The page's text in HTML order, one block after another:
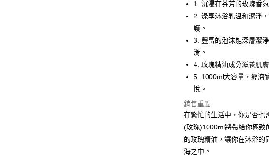
Apple Pay
街口支付
悠遊付
Google Pay
AFTEE先享後付
相關說明
【關於「AFTEE先享後付」】
AFTEE先享後付是「在收到商
便利好安心！
１．簡單：不需註冊會員、不
２．便利：只要手機號碼，簡
３．安心：先確認商品／服務後
ATM付款
運送方式
1. 沉浸在芬芳的玫瑰香
2. 澡享沐浴乳溫和潔淨
護。
3. 豐富的泡沫能深層潔
滑。
4. 玫瑰精油成分滋養肌
5. 1000ml大容量，經濟
悅。
銷售重點
在繁忙的生活中，你是否也
(玫瑰)1000ml將帶給你極致
的玫瑰精油，讓你在沐浴的
海之中。